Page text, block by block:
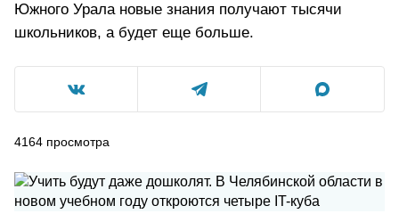
Южного Урала новые знания получают тысячи
школьников, а будет еще больше.
4164 просмотра